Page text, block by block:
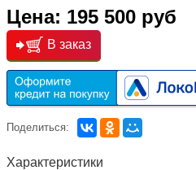
Цена: 195 500 руб
В заказ
Поделиться:
Характеристики